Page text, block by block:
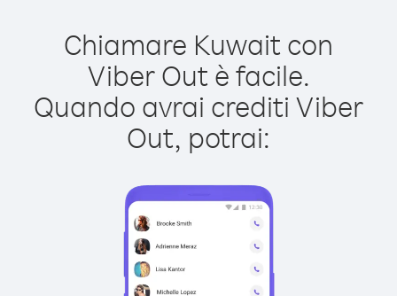
Chiamare Kuwait con
Viber Out è facile.
Quando avrai crediti Viber
Out, potrai: